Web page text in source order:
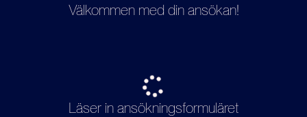
Välkommen med din ansökan!
Läser in ansökningsformuläret